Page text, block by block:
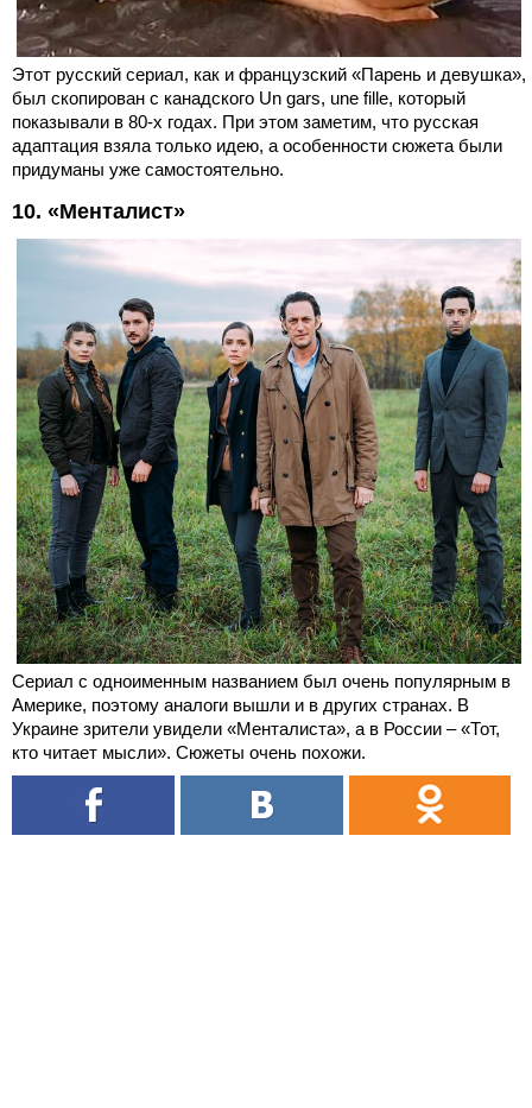
Этот русский сериал, как и французский «Парень и девушка»,
был скопирован с канадского Un gars, une fille, который
показывали в 80-х годах. При этом заметим, что русская
адаптация взяла только идею, а особенности сюжета были
придуманы уже самостоятельно.
10. «Менталист»
Сериал с одноименным названием был очень популярным в
Америке, поэтому аналоги вышли и в других странах. В
Украине зрители увидели «Менталиста», а в России – «Тот,
кто читает мысли». Сюжеты очень похожи.